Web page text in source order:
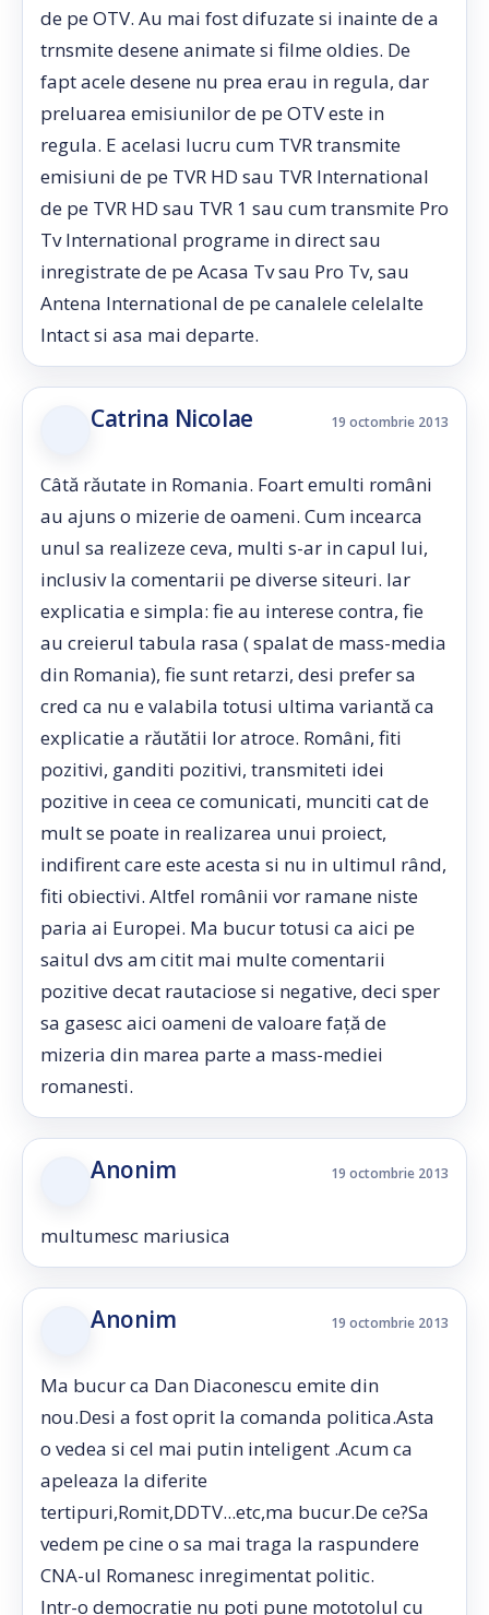
de pe OTV. Au mai fost difuzate si inainte de a
trnsmite desene animate si filme oldies. De
fapt acele desene nu prea erau in regula, dar
preluarea emisiunilor de pe OTV este in
regula. E acelasi lucru cum TVR transmite
emisiuni de pe TVR HD sau TVR International
de pe TVR HD sau TVR 1 sau cum transmite Pro
Tv International programe in direct sau
inregistrate de pe Acasa Tv sau Pro Tv, sau
Antena International de pe canalele celelalte
Intact si asa mai departe.
Catrina Nicolae 19 octombrie 2013
Câtă răutate in Romania. Foart emulti români
au ajuns o mizerie de oameni. Cum incearca
unul sa realizeze ceva, multi s-ar in capul lui,
inclusiv la comentarii pe diverse siteuri. Iar
explicatia e simpla: fie au interese contra, fie
au creierul tabula rasa ( spalat de mass-media
din Romania), fie sunt retarzi, desi prefer sa
cred ca nu e valabila totusi ultima variantă ca
explicatie a răutătii lor atroce. Români, fiti
pozitivi, ganditi pozitivi, transmiteti idei
pozitive in ceea ce comunicati, munciti cat de
mult se poate in realizarea unui proiect,
indifirent care este acesta si nu in ultimul rând,
fiti obiectivi. Altfel românii vor ramane niste
paria ai Europei. Ma bucur totusi ca aici pe
saitul dvs am citit mai multe comentarii
pozitive decat rautaciose si negative, deci sper
sa gasesc aici oameni de valoare față de
mizeria din marea parte a mass-mediei
romanesti.
Anonim 19 octombrie 2013
multumesc mariusica
Anonim 19 octombrie 2013
Ma bucur ca Dan Diaconescu emite din
nou.Desi a fost oprit la comanda politica.Asta
o vedea si cel mai putin inteligent .Acum ca
apeleaza la diferite
tertipuri,Romit,DDTV...etc,ma bucur.De ce?Sa
vedem pe cine o sa mai traga la raspundere
CNA-ul Romanesc inregimentat politic.
Intr-o democratie nu poti pune mototolul cu